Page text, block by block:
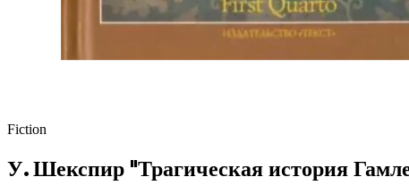
Fiction
У. Шекспир "Трагическая история